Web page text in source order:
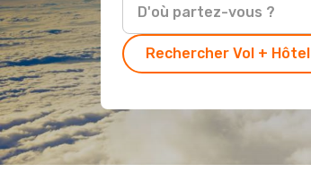
Rechercher Vol + Hôtel